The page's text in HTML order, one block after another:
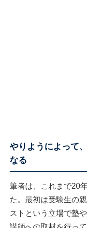
やりようによって
なる
筆者は、これまで20
た。最初は受験生の
ストという立場で塾